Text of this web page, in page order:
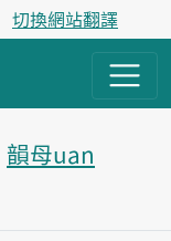
切換網站翻譯
韻母uan